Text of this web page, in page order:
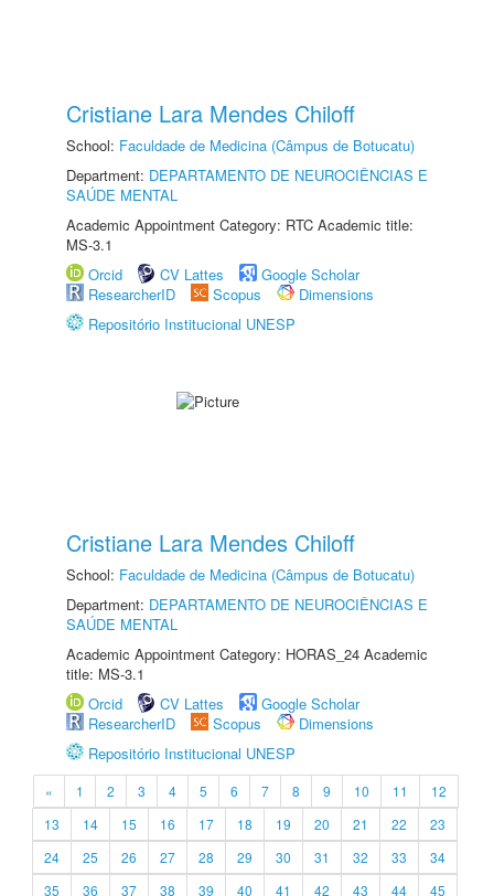
Cristiane Lara Mendes Chiloff
School: Faculdade de Medicina (Câmpus de Botucatu)
Department: DEPARTAMENTO DE NEUROCIÊNCIAS E
SAÚDE MENTAL
Academic Appointment Category: RTC Academic title:
MS-3.1
Orcid
CV Lattes
Google Scholar
ResearcherID
Scopus
Dimensions
Repositório Institucional UNESP
Cristiane Lara Mendes Chiloff
School: Faculdade de Medicina (Câmpus de Botucatu)
Department: DEPARTAMENTO DE NEUROCIÊNCIAS E
SAÚDE MENTAL
Academic Appointment Category: HORAS_24 Academic
title: MS-3.1
Orcid
CV Lattes
Google Scholar
ResearcherID
Scopus
Dimensions
Repositório Institucional UNESP
« 1 2 3 4 5 6 7 8 9 10 11
12
13
14 15 16 17 18 19 20 21 22
23
24
25 26 27 28 29 30 31 32 33
34
35
36 37 38 39 40 41 42 43 44
45